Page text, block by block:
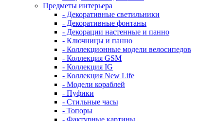
Предметы интерьера
- Декоративные светильники
- Декоративные фонтаны
- Декорации настенные и панно
- Ключницы и панно
- Коллекционные модели велосипедов
- Коллекция GSM
- Коллекция IG
- Коллекция New Life
- Модели кораблей
- Пуфики
- Стильные часы
- Топоры
- Фактурные картины